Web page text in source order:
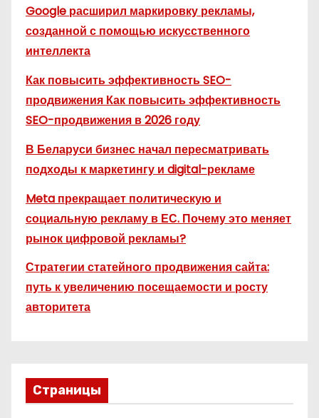
Google расширил маркировку рекламы,
созданной с помощью искусственного
интеллекта
Как повысить эффективность SEO-
продвижения Как повысить эффективность
SEO-продвижения в 2026 году
В Беларуси бизнес начал пересматривать
подходы к маркетингу и digital-рекламе
Meta прекращает политическую и
социальную рекламу в ЕС. Почему это меняет
рынок цифровой рекламы?
Стратегии статейного продвижения сайта:
путь к увеличению посещаемости и росту
авторитета
Страницы